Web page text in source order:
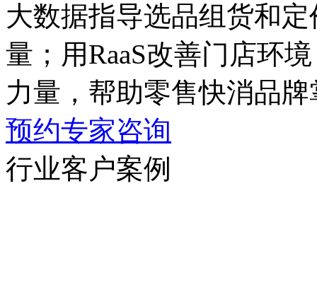
大数据指导选品组货和定
量；用RaaS改善门店环境
力量，帮助零售快消品
预约专家咨询
行业客户案例